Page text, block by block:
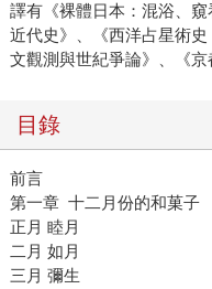
譯有《裸體日本：混浴、
近代史》、《西洋占星術
文觀測與世紀爭論》、《京
目錄
前言
第一章 十二月份的和菓子
正月 睦月
二月 如月
三月 彌生